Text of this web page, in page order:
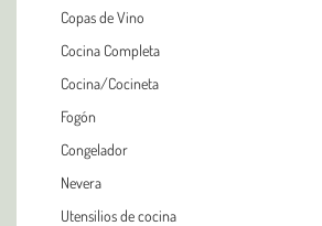
Copas de Vino
Cocina Completa
Cocina/Cocineta
Fogón
Congelador
Nevera
Utensilios de cocina